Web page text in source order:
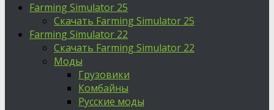
Farming Simulator 25
Скачать Farming Simulator 25
Farming Simulator 22
Скачать Farming Simulator 22
Моды
Грузовики
Комбайны
Русские моды